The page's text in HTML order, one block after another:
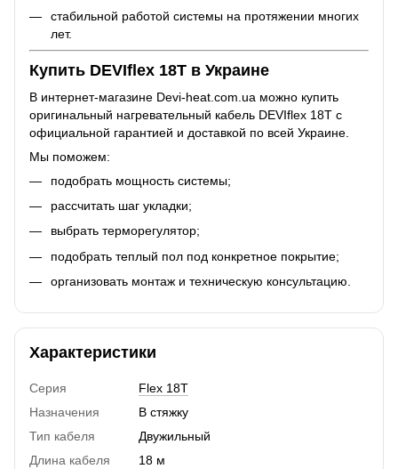
стабильной работой системы на протяжении многих
лет.
Купить DEVIflex 18T в Украине
В интернет-магазине Devi-heat.com.ua можно купить
оригинальный нагревательный кабель DEVIflex 18T с
официальной гарантией и доставкой по всей Украине.
Мы поможем:
подобрать мощность системы;
рассчитать шаг укладки;
выбрать терморегулятор;
подобрать теплый пол под конкретное покрытие;
организовать монтаж и техническую консультацию.
Характеристики
Серия
Flex 18T
Назначения
В стяжку
Тип кабеля
Двужильный
Длина кабеля
18 м